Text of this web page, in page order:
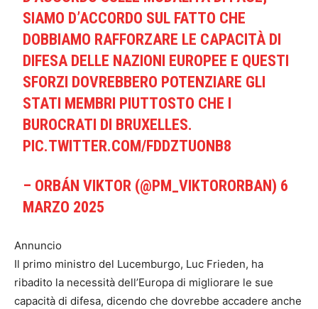
SIAMO D’ACCORDO SUL FATTO CHE
DOBBIAMO RAFFORZARE LE CAPACITÀ DI
DIFESA DELLE NAZIONI EUROPEE E QUESTI
SFORZI DOVREBBERO POTENZIARE GLI
STATI MEMBRI PIUTTOSTO CHE I
BUROCRATI DI BRUXELLES.
PIC.TWITTER.COM/FDDZTUONB8
– ORBÁN VIKTOR (@PM_VIKTORORBAN) 6
MARZO 2025
Annuncio
Il primo ministro del Lucemburgo, Luc Frieden, ha
ribadito la necessità dell’Europa di migliorare le sue
capacità di difesa, dicendo che dovrebbe accadere anche